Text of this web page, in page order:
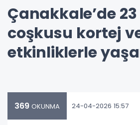
Çanakkale’de
coşkusu kortej
etkinliklerle
369 OKUNMA 24-04-2026 15:57